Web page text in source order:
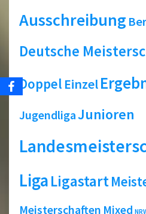
Ausschreibung
Deutsche
Doppel Einzel
JugendligaJunioren
LigaLigastart
Meisterschaften Mixed